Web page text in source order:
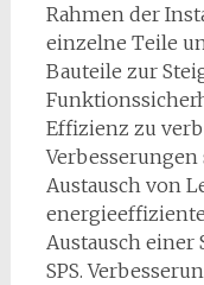
Rahmen der
einzelne Teile
Bauteile zur
Effizienz zu
Austausch von
Austausch einer
SPS.